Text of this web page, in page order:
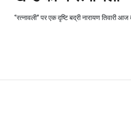
‘’रत्‍नावली’’ पर एक दृष्टि बद्री नारायण